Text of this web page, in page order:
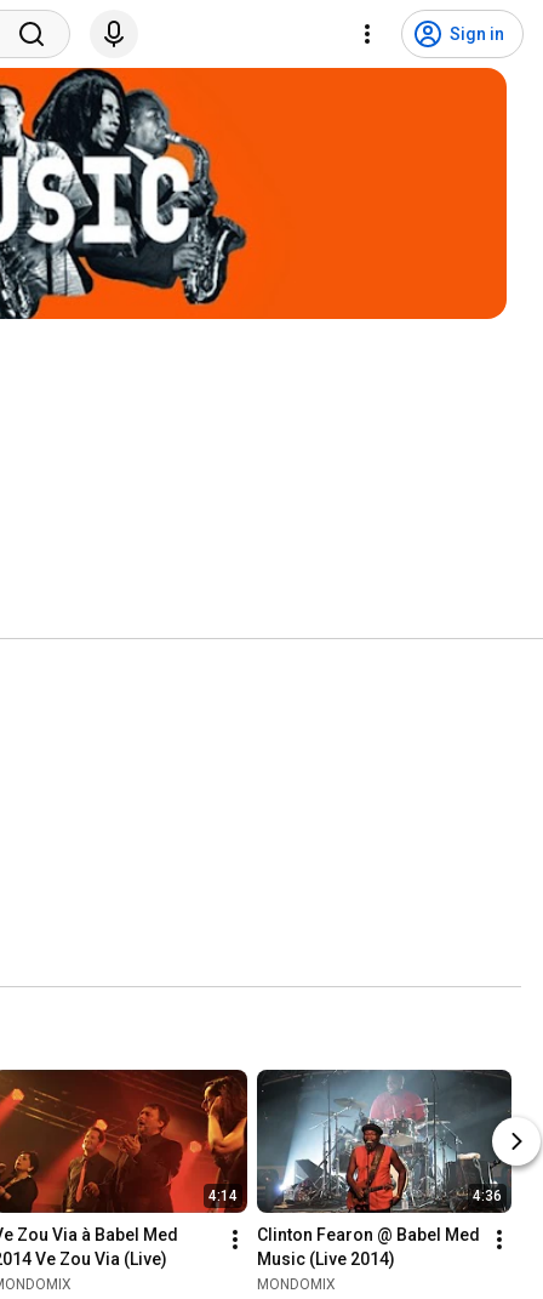
Sign in
4:14
Zou Via à Babel Med
Ve Zou Via (Live)
4:36
Clinton Fearon @ Babel Med
Music (Live 2014)
MONDOMIX